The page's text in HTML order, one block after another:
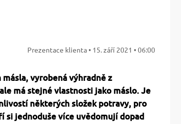
15. září 2021 • 06:00
Prezentace klienta •
vyrobená výhradně z
má stejné vlastnosti jako máslo. Je
některých složek potravy, pro
si jednoduše více uvědomují dopad